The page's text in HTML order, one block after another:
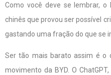
Como você deve se lembrar,
chinês que provou ser possível
gastando uma fração do que se
Ser tão mais barato assim é o
movimento da BYD. O